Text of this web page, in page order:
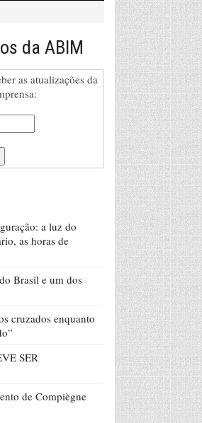
da ABIM
as atualizações da
a luz do
as horas de
Brasil e um dos
cruzados enquanto
SER
de Compiègne